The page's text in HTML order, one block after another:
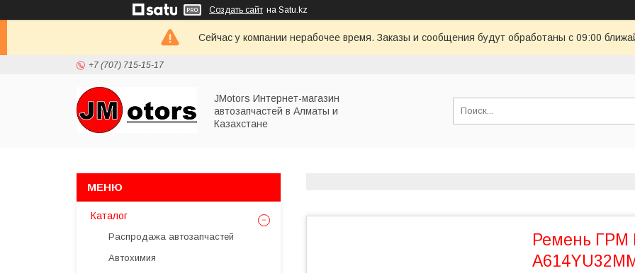
Создать сайт на Satu.kz
Сейчас у компании нерабочее время. Заказы и сообщения будут обработаны с 09:00
+7 (707) 715-15-17
JMotors Интернет-магазин
автозапчастей в Алматы и
Казахстане
Ремень ГРМ
Каталог
Распродажа автозапчастей
Автохимия